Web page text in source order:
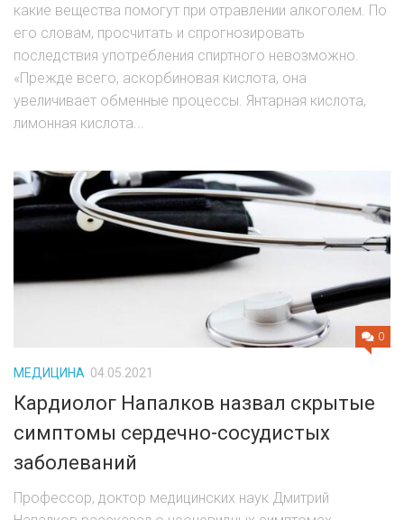
какие вещества помогут при отравлении алкоголем. По
его словам, просчитать и спрогнозировать
последствия употребления спиртного невозможно.
«Прежде всего, аскорбиновая кислота, она
увеличивает обменные процессы. Янтарная кислота,
лимонная кислота...
0
МЕДИЦИНА 04.05.2021
Кардиолог Напалков назвал скрытые
симптомы сердечно-сосудистых
заболеваний
Профессор, доктор медицинских наук Дмитрий